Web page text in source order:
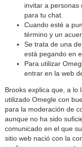
invitar a personas
para tu chat.
Cuando esté a
término y un
Se trata de una
está pegando en
Para utilizar
entrar en la web
Brooks explica que, a lo
utilizado Omegle con
para la moderación de
aunque no ha sido
comunicado en el que
sitio web nació con la